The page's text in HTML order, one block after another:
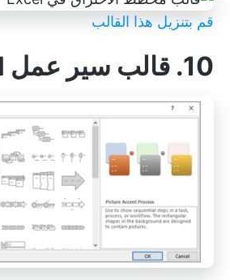
قم بتنزيل هذا القالب
10. قالب سير عمل Excel